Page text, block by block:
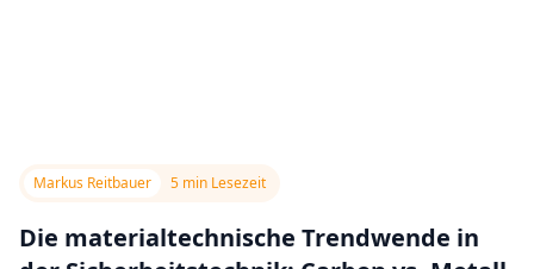
Markus Reitbauer 5 min Lesezeit
Die materialtechnische Trendwende in